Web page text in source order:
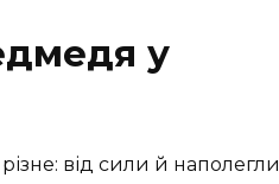
у
від сили й